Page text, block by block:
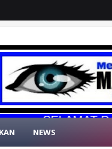
DATANG
NEWS